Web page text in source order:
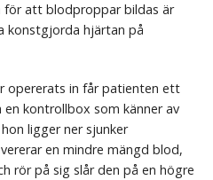
för att blodproppar bildas är
konstgjorda hjärtan på
opererats in får patienten ett
kontrollbox som känner av
ligger ner sjunker
en mindre mängd blod,
rör på sig slår den på en högre